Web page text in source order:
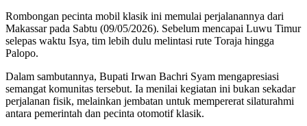
‎Rombongan pecinta mobil klasik ini memulai perjalanannya dari
Makassar pada Sabtu (09/05/2026). Sebelum mencapai Luwu Timur
selepas waktu Isya, tim lebih dulu melintasi rute Toraja hingga
Palopo.
‎Dalam sambutannya, Bupati Irwan Bachri Syam mengapresiasi
semangat komunitas tersebut. Ia menilai kegiatan ini bukan sekadar
perjalanan fisik, melainkan jembatan untuk mempererat silaturahmi
antara pemerintah dan pecinta otomotif klasik.